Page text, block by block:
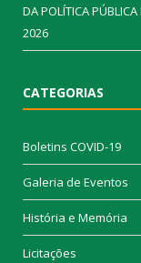
DA POLÍTICA PÚBLICA
2026
CATEGORIAS
Boletins COVID-19
Galeria de Eventos
História e Memória
Licitações